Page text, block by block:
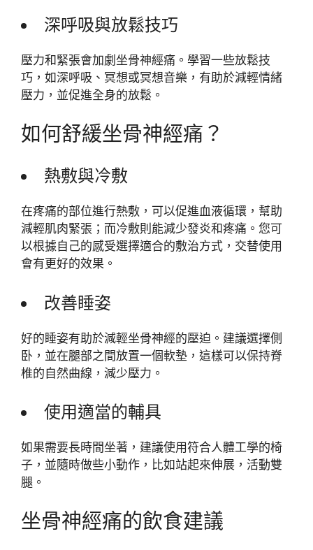
深呼吸與放鬆技巧
壓力和緊張會加劇坐骨神經痛。學習一些放鬆技
巧，如深呼吸、冥想或冥想音樂，有助於減輕情緒
壓力，並促進全身的放鬆。
如何舒緩坐骨神經痛？
熱敷與冷敷
在疼痛的部位進行熱敷，可以促進血液循環，幫助
減輕肌肉緊張；而冷敷則能減少發炎和疼痛。您可
以根據自己的感受選擇適合的敷治方式，交替使用
會有更好的效果。
改善睡姿
好的睡姿有助於減輕坐骨神經的壓迫。建議選擇側
卧，並在腿部之間放置一個軟墊，這樣可以保持脊
椎的自然曲線，減少壓力。
使用適當的輔具
如果需要長時間坐著，建議使用符合人體工學的椅
子，並隨時做些小動作，比如站起來伸展，活動雙
腿。
坐骨神經痛的飲食建議